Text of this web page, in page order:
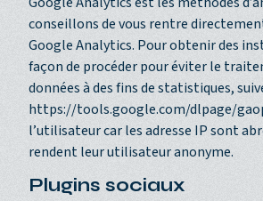
conseillons de vous rentre
Google Analytics. Pour obtenir des
façon de procéder pour éviter le
données à des fins de statistiques,
https://tools.google.com/dlpage/
l’utilisateur car les adresse IP sont
rendent leur utilisateur anonyme.
Plugins sociaux